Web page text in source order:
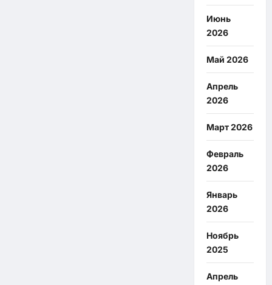
Июнь
2026
Май 2026
Апрель
2026
Март 2026
Февраль
2026
Январь
2026
Ноябрь
2025
Апрель